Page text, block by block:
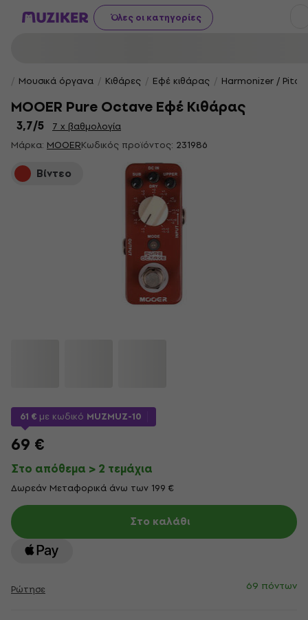
Όλες οι κατηγορίες
Μουσικά όργανα Κιθάρες Εφέ κιθάρας Harmonizer /
MOOER Pure Octave Εφέ Κιθάρας
3,7/5
7 x βαθμολογία
Μάρκα: MOOERΚωδικός προϊόντος: 231986
Βίντεο
61 € με κωδικό MUZMUZ-10
69 €
Στο απόθεμα > 2 τεμάχια
Δωρεάν Μεταφορικά άνω των 199 €
Στο καλάθι
Ρώτησε 69 πόντων